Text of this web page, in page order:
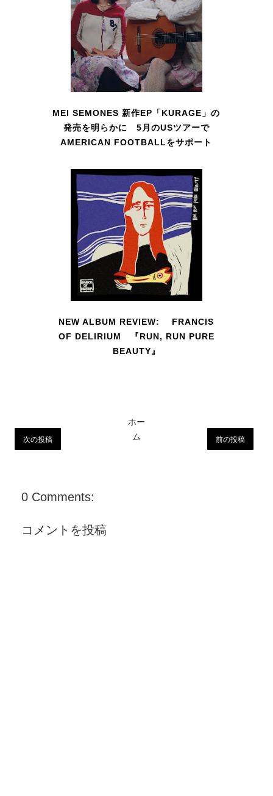
MEI SEMONES 新作EP「KURAGE」の
発売を明らかに 5月のUSツアーで
AMERICAN FOOTBALLをサポート
NEW ALBUM REVIEW: FRANCIS
OF DELIRIUM 『RUN, RUN PURE
BEAUTY』
次の投稿 前の投稿
ホー
ム
0 Comments:
コメントを投稿